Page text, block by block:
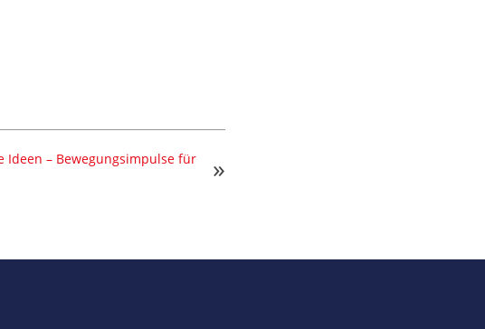
Ideen – Bewegungsimpulse für
»